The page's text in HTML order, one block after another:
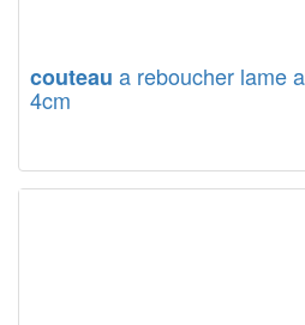
couteau a reboucher lame
4cm